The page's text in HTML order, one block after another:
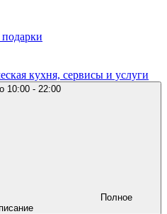
кухня, сервисы и услуги
10:00 - 22:00
Полное